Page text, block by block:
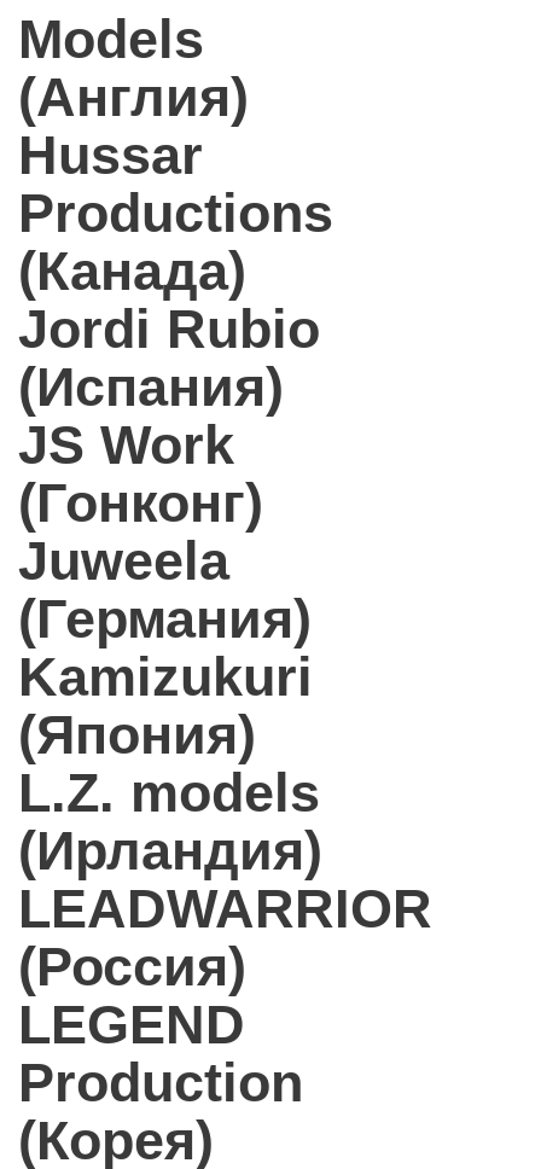
Models
(Англия)
Hussar
Productions
(Канада)
Jordi Rubio
(Испания)
JS Work
(Гонконг)
Juweela
(Германия)
Kamizukuri
(Япония)
L.Z. models
(Ирландия)
LEADWARRIOR
(Россия)
LEGEND
Production
(Корея)